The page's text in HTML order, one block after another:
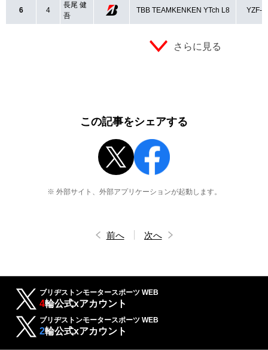
6 4
長尾 健
吾
TBB TEAMKENKEN YTch L8 YZF-
さらに見る
この記事をシェアする
※ 外部サイト、外部アプリケーションが起動します。
前へ 次へ
ブリヂストンモータースポーツ WEB
4輪公式xアカウント
ブリヂストンモータースポーツ WEB
2輪公式xアカウント